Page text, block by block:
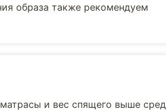
образа также рекомендуем
и вес спящего выше